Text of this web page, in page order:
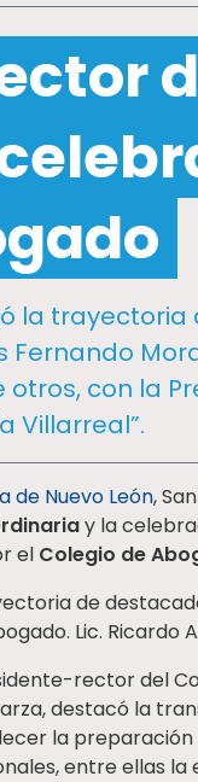
la
con la
Villarreal”.
de Nuevo León,
y la
el Colegio de
de
Lic. Ricardo
rector del
destacó la
la preparación
entre ellas la